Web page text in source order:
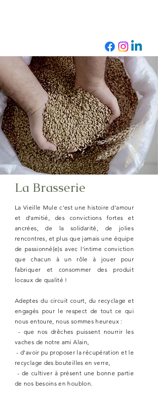
La Brasserie
La Vieille Mule c'est une histoire d'amour
et d'amitié, des convictions fortes et
ancrées, de la solidarité, de jolies
rencontres, et plus que jamais une équipe
depassionné(e)s avec l'intime conviction
que chacun à un rôle à jouer pour
fabriquer et consommer des produit
locaux de qualité !
Adeptes du circuit court, du recyclage et
engagés pour le respect de tout ce qui
nous entoure, nous sommes heureux :
- que nos drêches puissent nourrir les
vaches de notre ami Alain,
- d'avoir pu proposer la récupération et le
recyclage des bouteilles en verre,
- de cultiver à présent une bonne partie
de nos besoins en houblon.